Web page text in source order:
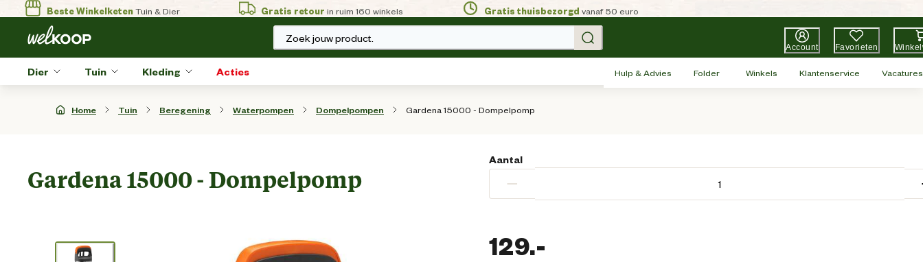
Beste WinkelketenTuin & Dier Gratis retour in ruim 160 winkels Gratis thuisbezorgd vanaf 50 euro
Zoek jouw product.
Account Favorieten
Dier Tuin Kleding Acties Hulp & Advies Folder Winkels Klantenservice Vacatures
Home Tuin Beregening Waterpompen Dompelpompen Gardena 15000 - Dompelpomp
Gardena 15000 - Dompelpomp
Aantal
−
129.-